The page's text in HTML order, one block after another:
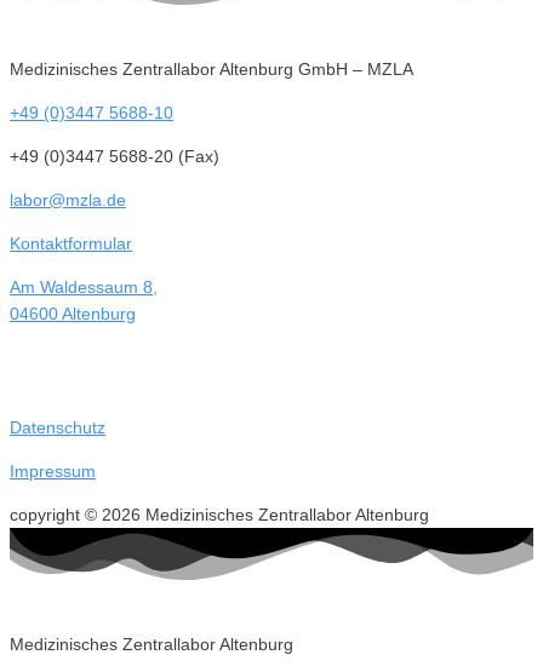
Medizinisches Zentrallabor Altenburg GmbH – MZLA
+49 (0)3447 5688-10
+49 (0)3447 5688-20 (Fax)
labor@mzla.de
Kontaktformular
Am Waldessaum 8,
04600 Altenburg
Datenschutz
Impressum
copyright © 2026 Medizinisches Zentrallabor Altenburg
Medizinisches Zentrallabor Altenburg